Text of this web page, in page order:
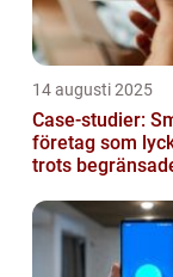
14 augusti 2025
Case-studier:
företag som
trots